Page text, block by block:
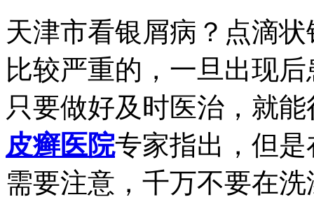
天津市看银屑病？点滴
比较严重的，一旦出现
只要做好及时医治，就
皮癣医院专家指出，但
需要注意，千万不要在